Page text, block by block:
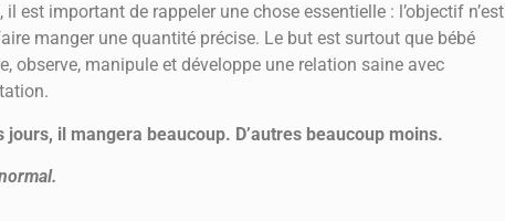
il est important de rappeler une chose essentielle : l’objectif n’est
manger une quantité précise. Le but est surtout que bébé
observe, manipule et développe une relation saine avec
jours, il mangera beaucoup. D’autres beaucoup moins.